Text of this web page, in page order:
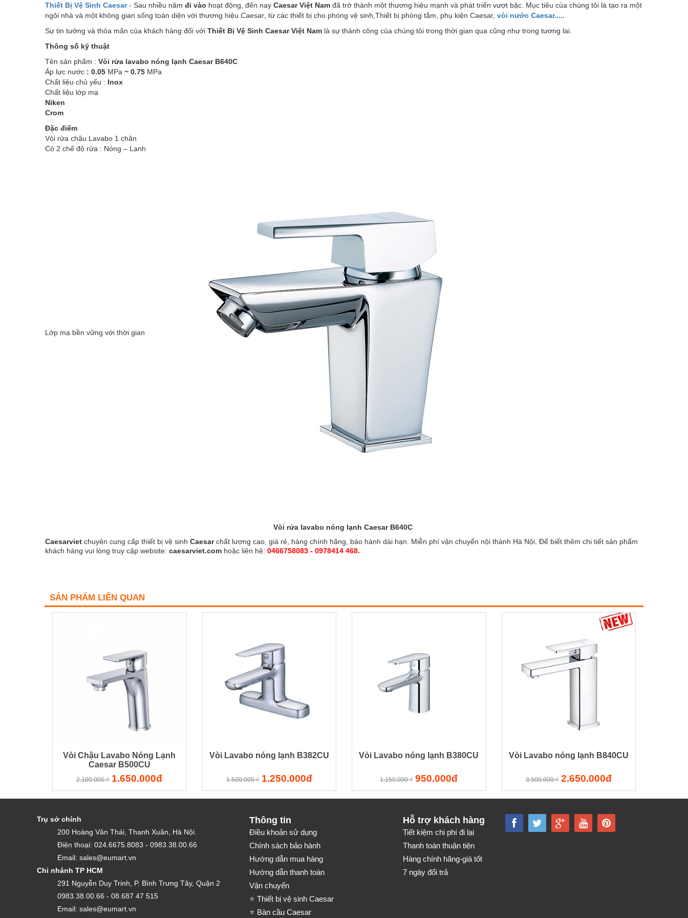
Thiết Bị Vệ Sinh Caesar - Sau nhiều năm đi vào hoạt động, đến nay Caesar Việt Nam đã trở thành một thương hiệu mạnh và phát triển vượt bậc. Mục tiêu của chúng tôi là tạo ra một
ngôi nhà và một không gian sống toàn diện với thương hiệu Caesar , từ các thiết bị cho phòng vệ sinh,Thiết bị phòng tắm, phụ kiện Caesar, vòi nước Caesar.....
Sự tin tưởng và thỏa mãn của khách hàng đối với Thiết Bị Vệ Sinh Caesar Việt Nam là sự thành công của chúng tôi trong thời gian qua cũng như trong tương lai.
Thông số kỹ thuật
Tên sản phẩm : Vòi rửa lavabo nóng lạnh Caesar B640C
Áp lực nước : 0.05 MPa ~ 0.75 MPa
Chất liệu chủ yếu : Inox
Chất liệu lớp mạ
Niken
Crom
Đặc điểm
Vòi rửa chậu Lavabo 1 chân
Có 2 chế độ rửa : Nóng – Lạnh
Lớp mạ bền vững với thời gian
Vòi rửa lavabo nóng lạnh Caesar B640C
Caesarviet chuyên cung cấp thiết bị vệ sinh Caesarchất lượng cao, giá rẻ, hàng chính hãng, bảo hành dài hạn. Miễn phí vận chuyển nội thành Hà Nội. Để biết thêm chi tiết sản phẩm
khách hàng vui lòng truy cập website: caesarviet.com hoặc liên hệ: 0466758083 - 0978414 468.
SẢN PHẨM LIÊN QUAN
Vòi Chậu Lavabo Nóng Lạnh
Caesar B500CU
2.100.000 ₫ 1.650.000đ
Vòi Lavabo nóng lạnh B382CU
1.500.000 ₫ 1.250.000đ
Vòi Lavabo nóng lạnh B380CU
1.150.000 ₫ 950.000đ
Vòi Lavabo nóng lạnh B840CU
3.500.000 ₫ 2.650.000đ
Trụ sở chính
200 Hoàng Văn Thái, Thanh Xuân, Hà Nội.
Điện thoại: 024.6675.8083 - 0983.38.00.66
Email: sales@eumart.vn
Chi nhánh TP HCM
291 Nguyễn Duy Trinh, P. Bình Trưng Tây, Quận 2
0983.38.00.66 - 08.687 47 515
Email: sales@eumart.vn
Thông tin
Điều khoản sử dụng
Chính sách bảo hành
Hướng dẫn mua hàng
Hướng dẫn thanh toán
Vận chuyển
⭐ Thiết bị vệ sinh Caesar
⭐ Bàn cầu Caesar
Hỗ trợ khách hàng
Tiết kiệm chi phí đi lại
Thanh toán thuận tiện
Hàng chính hãng-giá tốt
7 ngày đổi trả